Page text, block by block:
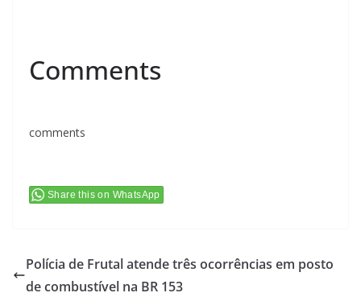
Comments
comments
Share this on WhatsApp
Polícia de Frutal atende três ocorrências em posto
de combustível na BR 153